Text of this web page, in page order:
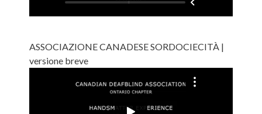
ASSOCIAZIONE CANADESE SORDOCIECITÀ |
versione breve